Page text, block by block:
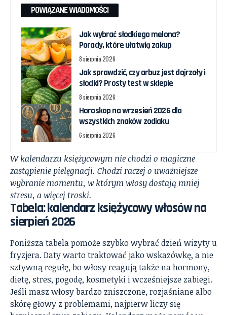
POWIĄZANE WIADOMOŚCI
Jak wybrać słodkiego melona?
Porady, które ułatwią zakup
8 sierpnia 2026
Jak sprawdzić, czy arbuz jest dojrzały i
słodki? Prosty test w sklepie
8 sierpnia 2026
Horoskop na wrzesień 2026 dla
wszystkich znaków zodiaku
6 sierpnia 2026
W kalendarzu księżycowym nie chodzi o magiczne
zastąpienie pielęgnacji. Chodzi raczej o uważniejsze
wybranie momentu, w którym włosy dostają mniej
stresu, a więcej troski.
Tabela: kalendarz księżycowy włosów na
sierpień 2026
Poniższa tabela pomoże szybko wybrać dzień wizyty u
fryzjera. Daty warto traktować jako wskazówkę, a nie
sztywną regułę, bo włosy reagują także na hormony,
dietę, stres, pogodę, kosmetyki i wcześniejsze zabiegi.
Jeśli masz włosy bardzo zniszczone, rozjaśniane albo
skórę głowy z problemami, najpierw liczy się